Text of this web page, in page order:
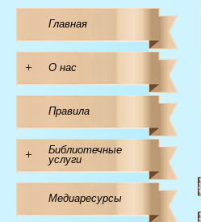
Главная
+ О нас
Правила
+
Библиотечные
услуги
Медиаресурсы